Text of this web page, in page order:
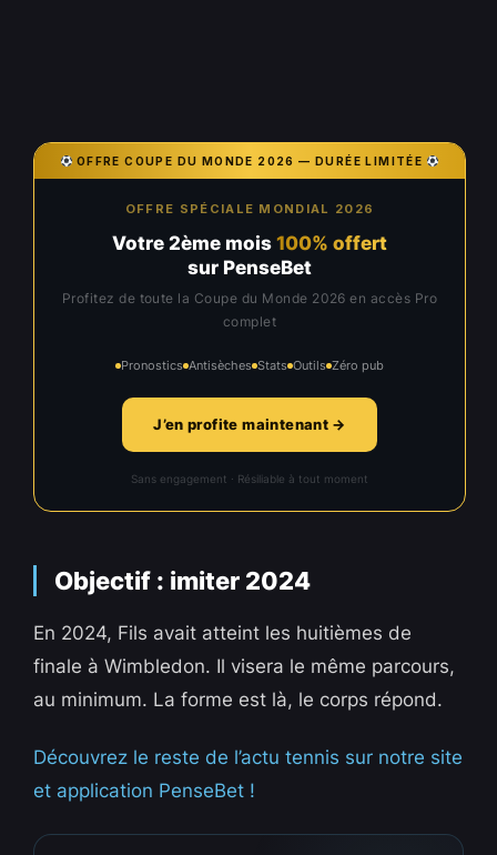
OFFRE COUPE DU MONDE 2026 — DURÉE LIMITÉE
OFFRE SPÉCIALE MONDIAL 2026
Votre 2ème mois 100% offert
sur PenseBet
Profitez de toute la Coupe du Monde 2026 en accès Pro
complet
Pronostics Antisèches Stats Outils Zéro pub
J’en profite maintenant →
Sans engagement · Résiliable à tout moment
Objectif : imiter 2024
En 2024, Fils avait atteint les huitièmes de
finale à Wimbledon. Il visera le même parcours,
au minimum. La forme est là, le corps répond.
Découvrez le reste de l’actu tennis sur notre site
et application PenseBet !